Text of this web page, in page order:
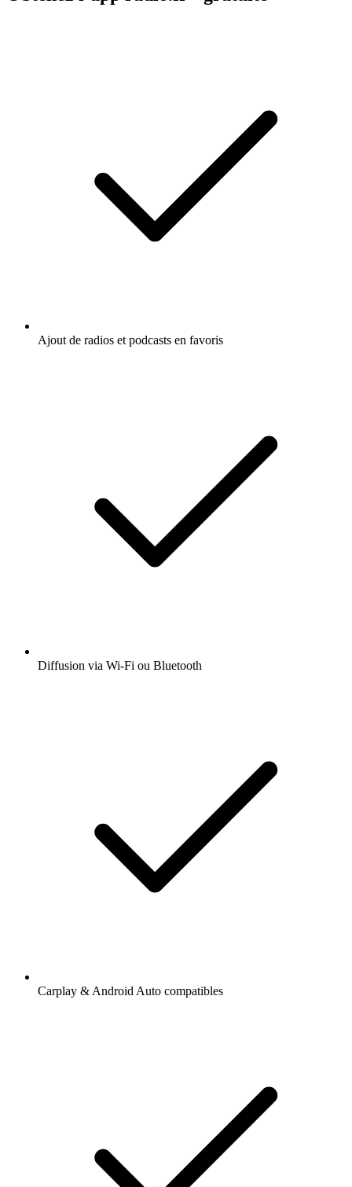
Ajout de radios et podcasts en favoris
Diffusion via Wi-Fi ou Bluetooth
Carplay & Android Auto compatibles